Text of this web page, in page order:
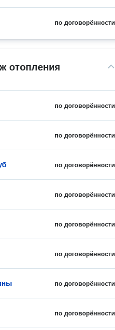
по договорённости
отопления
по договорённости
по договорённости
по договорённости
по договорённости
по договорённости
по договорённости
по договорённости
по договорённости